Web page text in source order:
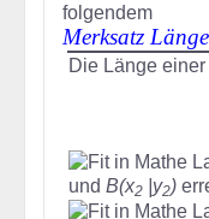
folgendem
Merksatz
Die Länge
und B(x2 |y2)